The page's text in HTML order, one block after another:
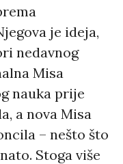
je ideja,
nedavnog
Misa
nauka prije
a nova Misa
– nešto što
Stoga više